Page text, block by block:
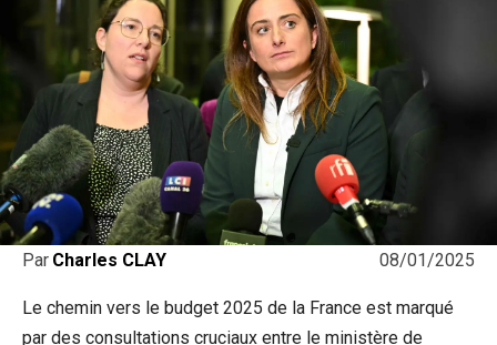
08/01/2025
Par Charles CLAY
Le chemin vers le budget 2025 de la France est marqué
par des consultations cruciaux entre le ministère de